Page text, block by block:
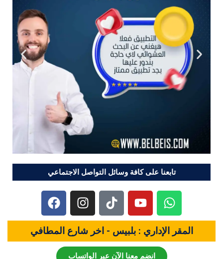
تابعنا على كافة وسائل التواصل الاجتماعي
المقر الإداري : بلبيس - اخر شارع المطافي
انضم معنا الآن عبر الواتساب